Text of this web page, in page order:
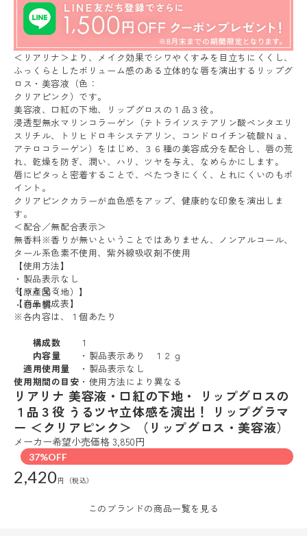
リアリナ 美容液・口紅の下地・ リップグロスの
１品３役 うるツヤ立体感を演出！ リップグラマ
ー ＜クリアピンク＞ （リップグロス・美容液）
メーカー希望小売価格 3,850円
37%OFF
2,420
このブランドの商品一覧を見る
＜リアリナ＞より、メイク効果でシワやくすみを目立ちにくくし、
ふっくらとしたボリューム感のある立体的な唇を演出するリップグ
ロス・美容液（色：
クリアピンク）です。
美容液、口紅の下地、リップグロスの１品３役。
浸透型無水マリンコラーゲン（テトライソステアリン酸ペンタエリ
スリチル、トリヒドロキシステアリン、コンドロイチン硫酸Ｎａ、
アテロコラーゲン）をはじめ、３６種の美容成分を配合し、唇の荒
れ、乾燥を防ぎ、潤い、ハリ、ツヤを与え、なめらかにします。
唇にピタっと密着することで、べたつきにくく、とれにくいのもポ
イント。
クリアピンクカラーが血色感をアップ、健康的な印象を演出しま
す。
＜配合／無配合表示＞
無香料※香りが無いということではありません、ノンアルコール、
タール系色素不使用、紫外線吸収剤不使用
【使用方法】
・製品表示なし
【原産国（地）】
・日本製
もっと見る
【商品構成表】
※各内容は、１個あたり
構成数
１
内容量
・製品表示あり １２ｇ
適用使用量
・製品表示なし
使用期間の目安 ・使用方法により異なる